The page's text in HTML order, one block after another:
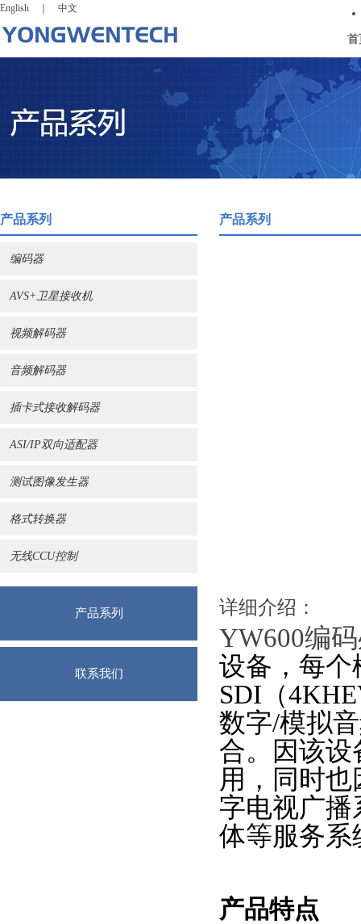
English 中文
首
产品系列
编码器
AVS+卫星接收机
视频解码器
音频解码器
插卡式接收解码器
ASI/IP双向适配器
测试图像发生器
格式转换器
无线CCU控制
产品系列
联系我们
产品系列
详细介绍：
YW600编
设备 ， 每个
SDI（
数字/模拟
合。因该设
用，同时
字电视广
体等服务系
产品特点